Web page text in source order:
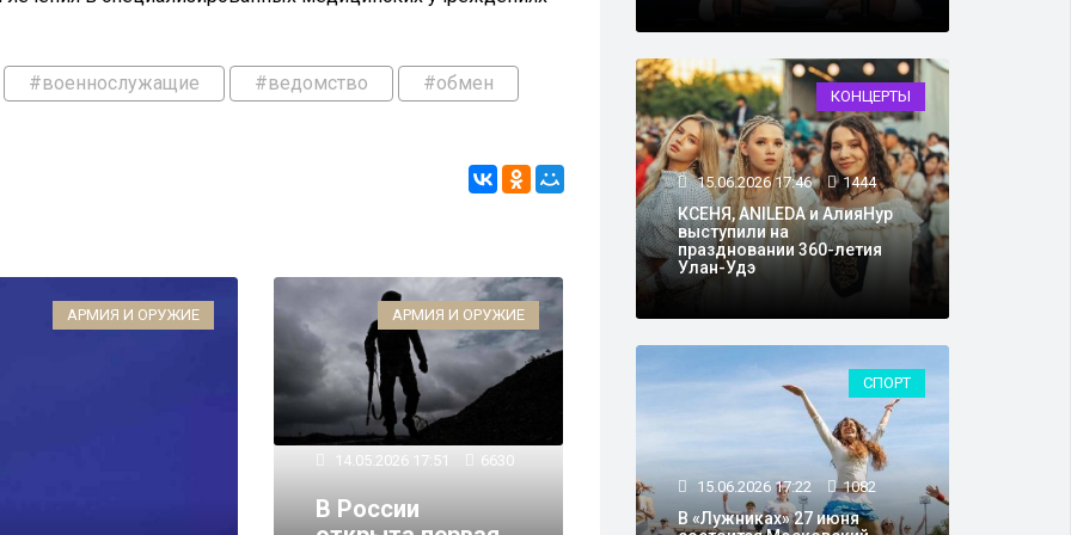
#военнослужащие #ведомство #обмен
АРМИЯ И ОРУЖИЕ АРМИЯ И ОРУЖИЕ
14.05.2026 17:51 6630
В России
КОНЦЕРТЫ
15.06.2026 17:46 1444
КСЕНЯ, ANILEDA и АлияНур
выступили на
праздновании 360-летия
Улан-Удэ
СПОРТ
15.06.2026 17:22 1082
В «Лужниках» 27 июня